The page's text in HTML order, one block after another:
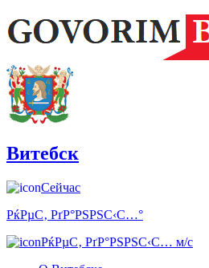
Витебск
Сейчас
РќРµС‚ РґР°РЅРЅС‹С…°
РќРµС‚ РґР°РЅРЅС‹С… м/с